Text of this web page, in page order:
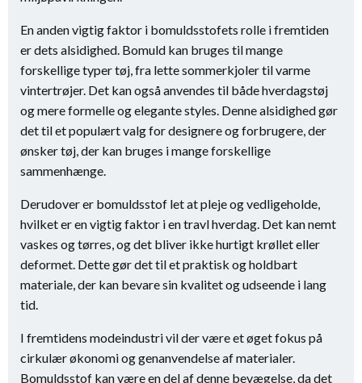
En anden vigtig faktor i bomuldsstofets rolle i fremtiden
er dets alsidighed. Bomuld kan bruges til mange
forskellige typer tøj, fra lette sommerkjoler til varme
vintertrøjer. Det kan også anvendes til både hverdagstøj
og mere formelle og elegante styles. Denne alsidighed gør
det til et populært valg for designere og forbrugere, der
ønsker tøj, der kan bruges i mange forskellige
sammenhænge.
Derudover er bomuldsstof let at pleje og vedligeholde,
hvilket er en vigtig faktor i en travl hverdag. Det kan nemt
vaskes og tørres, og det bliver ikke hurtigt krøllet eller
deformet. Dette gør det til et praktisk og holdbart
materiale, der kan bevare sin kvalitet og udseende i lang
tid.
I fremtidens modeindustri vil der være et øget fokus på
cirkulær økonomi og genanvendelse af materialer.
Bomuldsstof kan være en del af denne bevægelse, da det